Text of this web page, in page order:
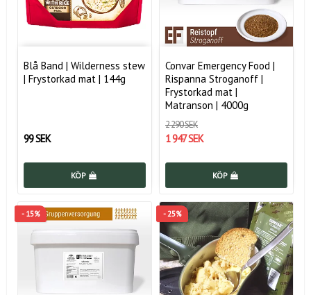
Blå Band | Wilderness stew
| Frystorkad mat | 144g
99 SEK
KÖP
Convar Emergency Food |
Rispanna Stroganoff |
Frystorkad mat |
Matranson | 4000g
2 290 SEK
1 947 SEK
KÖP
- 15% - 25%